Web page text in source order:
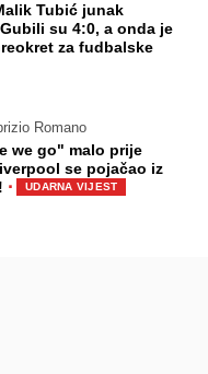
Tubić junak
su 4:0, a onda je
za fudbalske
Romano
we go" malo prije
se pojačao iz
· UDARNA VIJEST